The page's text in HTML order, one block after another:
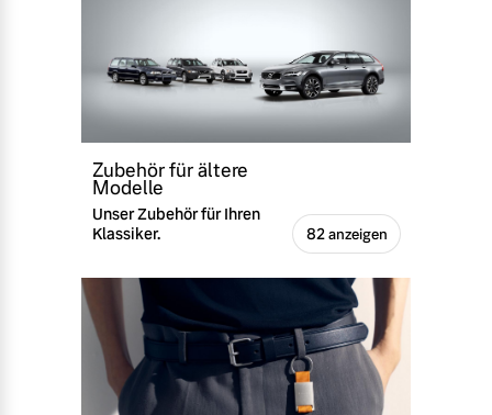
Zubehör für ältere
Modelle
Unser Zubehör für Ihren
Klassiker.
82 anzeigen